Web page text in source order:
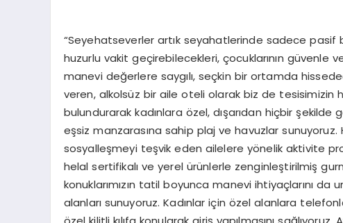
“Seyehatseverler artık seyahatlerinde sadece
huzurlu vakit geçirebilecekleri, çocuklarının güvenle
manevi değerlere saygılı, seçkin bir ortamda
veren, alkolsüz bir aile oteli olarak biz de
bulundurarak kadınlara özel, dışarıdan hiçbir
eşsiz manzarasına sahip plaj ve havuzlar sunuyoruz.
sosyalleşmeyi teşvik eden ailelere yönelik aktivite
helal sertifikalı ve yerel ürünlerle zenginleştirilmiş
konuklarımızın tatil boyunca manevi ihtiyaçlarını
alanları sunuyoruz. Kadınlar için özel alanlara